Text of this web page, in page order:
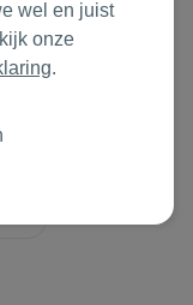
wel en juist
onze
.